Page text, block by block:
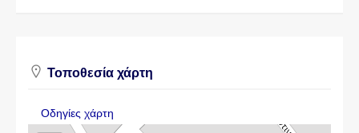
Τοποθεσία χάρτη
Οδηγίες χάρτη